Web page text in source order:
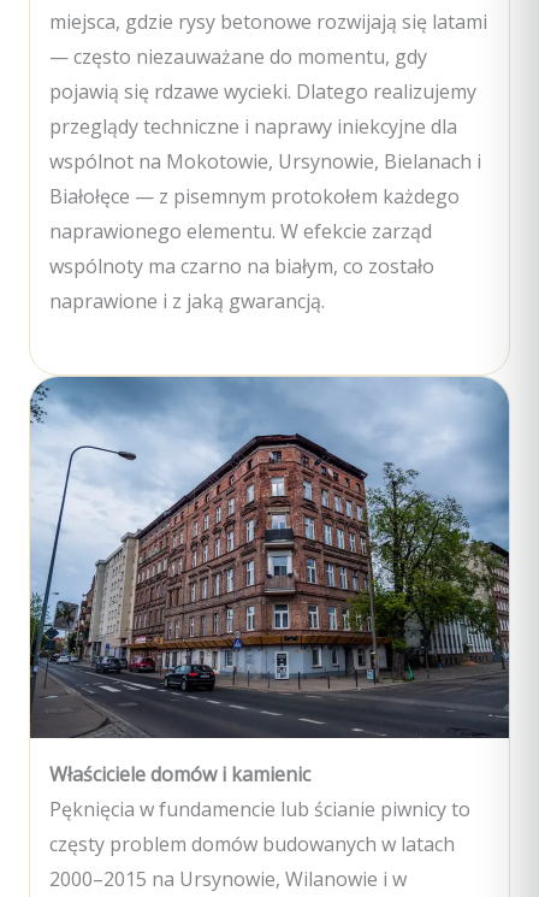
miejsca, gdzie rysy betonowe rozwijają się latami
— często niezauważane do momentu, gdy
pojawią się rdzawe wycieki. Dlatego realizujemy
przeglądy techniczne i naprawy iniekcyjne dla
wspólnot na Mokotowie, Ursynowie, Bielanach i
Białołęce — z pisemnym protokołem każdego
naprawionego elementu. W efekcie zarząd
wspólnoty ma czarno na białym, co zostało
naprawione i z jaką gwarancją.
Właściciele domów i kamienic
Pęknięcia w fundamencie lub ścianie piwnicy to
częsty problem domów budowanych w latach
2000–2015 na Ursynowie, Wilanowie i w